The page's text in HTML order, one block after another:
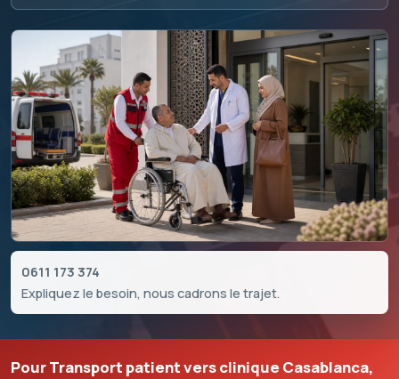
0611 173 374
Expliquez le besoin, nous cadrons le trajet.
Pour Transport patient vers clinique Casablanca,